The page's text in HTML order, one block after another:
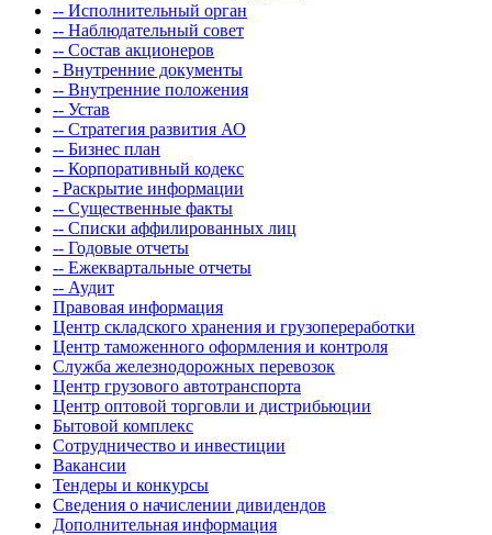
-- Исполнительный орган
-- Наблюдательный совет
-- Состав акционеров
- Внутренние документы
-- Внутренние положения
-- Устав
-- Стратегия развития АО
-- Бизнес план
-- Корпоративный кодекс
- Раскрытие информации
-- Существенные факты
-- Списки аффилированных лиц
-- Годовые отчеты
-- Ежеквартальные отчеты
-- Аудит
Правовая информация
Центр складского хранения и грузопереработки
Центр таможенного оформления и контроля
Служба железнодорожных перевозок
Центр грузового автотранспорта
Центр оптовой торговли и дистрибьюции
Бытовой комплекс
Сотрудничество и инвестиции
Вакансии
Тендеры и конкурсы
Сведения о начислении дивидендов
Дополнительная информация